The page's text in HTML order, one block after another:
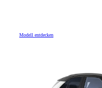
Modell entdecken